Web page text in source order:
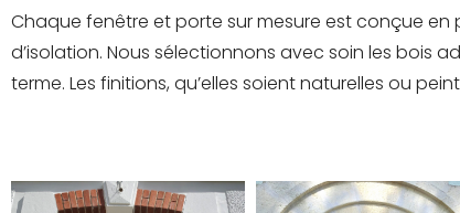
Chaque fenêtre et porte sur mesure est conçue
d’isolation. Nous sélectionnons avec soin les bois
terme. Les finitions, qu’elles soient naturelles ou